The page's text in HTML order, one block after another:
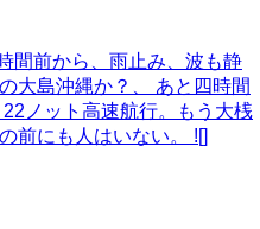
間前から、雨止み、波も静
大島沖縄か？、 あと四時間
ノット高速航行。もう大桟
前にも人はいない。 ![]